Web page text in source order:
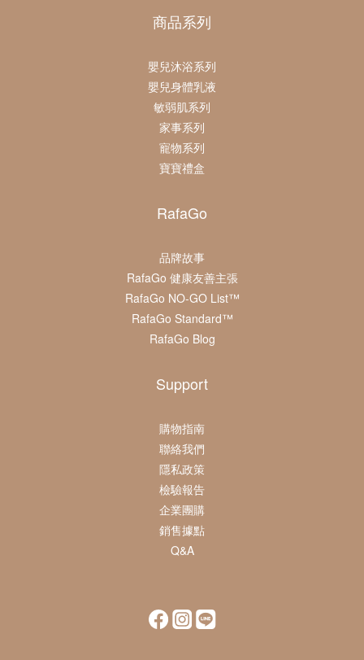
商品系列
嬰兒沐浴系列
嬰兒身體乳液
敏弱肌系列
家事系列
寵物系列
寶寶禮盒
RafaGo
品牌故事
RafaGo 健康友善主張
RafaGo NO-GO List™
RafaGo Standard™
RafaGo Blog
Support
購物指南
聯絡我們
隱私政策
檢驗報告
企業團購
銷售據點
Q&A